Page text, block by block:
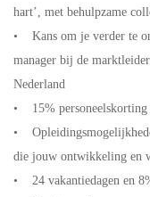
hart’, met behulpzame
• Kans om je verder te
manager bij de
Nederland
• 15%
•
die jouw ontwikkeling en
• 24 vakantiedagen en